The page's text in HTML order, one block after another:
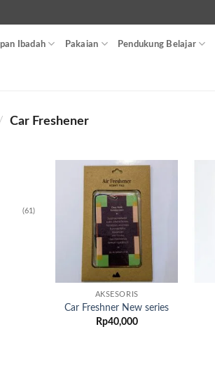
Ibadah Pakaian Pendukung Belajar
Car Freshener
(61)
AKSESORIS
Car Freshner New series
Rp40,000